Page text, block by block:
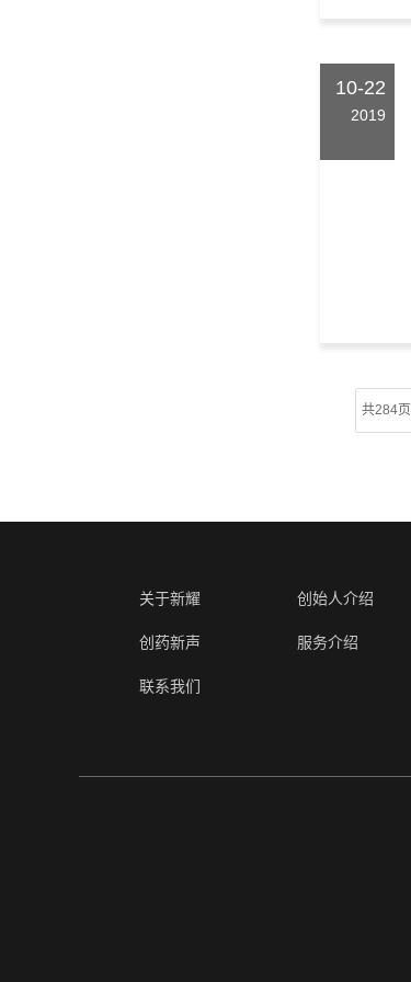
10-22
2019
共284页
关于新耀 创始人介绍
创药新声 服务介绍
联系我们